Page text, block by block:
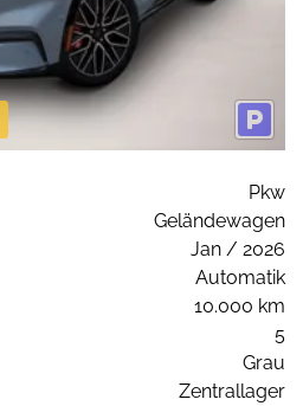
Pkw
Geländewagen
Jan / 2026
Automatik
10.000 km
5
Grau
Zentrallager